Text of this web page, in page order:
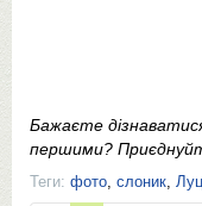
Бажаєте
першими?
Теги: фото, слоник,